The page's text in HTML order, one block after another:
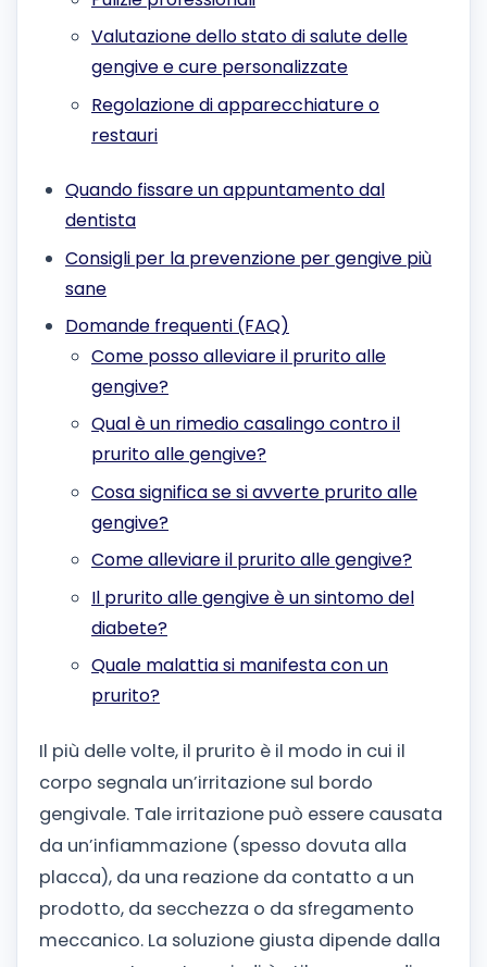
Valutazione dello stato di salute delle
gengive e cure personalizzate
Regolazione di apparecchiature o
restauri
Quando fissare un appuntamento dal
dentista
Consigli per la prevenzione per gengive più
sane
Domande frequenti (FAQ)
Come posso alleviare il prurito alle
gengive?
Qual è un rimedio casalingo contro il
prurito alle gengive?
Cosa significa se si avverte prurito alle
gengive?
Come alleviare il prurito alle gengive?
Il prurito alle gengive è un sintomo del
diabete?
Quale malattia si manifesta con un
prurito?
Il più delle volte, il prurito è il modo in cui il
corpo segnala un’irritazione sul bordo
gengivale. Tale irritazione può essere causata
da un’infiammazione (spesso dovuta alla
placca), da una reazione da contatto a un
prodotto, da secchezza o da sfregamento
meccanico. La soluzione giusta dipende dalla